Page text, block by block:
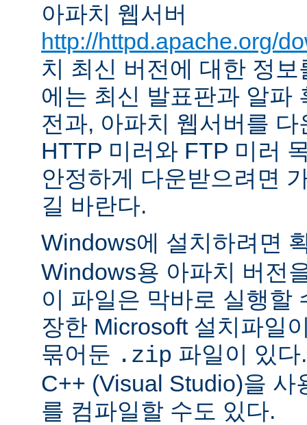
아파치 웹서버
http://httpd.apache.org/
치 최신 버전에 대한 정
에는 최신 발표판과 알파
전과, 아파치 웹서버를
HTTP 미러와 FTP 미러
안정하게 다운받으려면
길 바란다.
Windows에 설치하려면
Windows용 아파치 버전
이 파일은 막바로 실행할
장한 Microsoft 설치파일
묶어둔 .zip 파일이 있
C++ (Visual Studio)을 사
를 컴파일할 수도 있다.